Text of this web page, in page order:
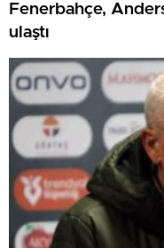
Fenerbahçe,
ulaştı